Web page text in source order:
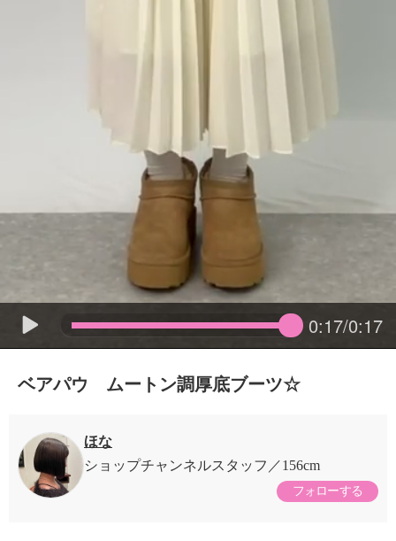
0:17/0:17
ベアパウ ムートン調厚底ブーツ☆
ほな
ショップチャンネルスタッフ
156cm
フォローする